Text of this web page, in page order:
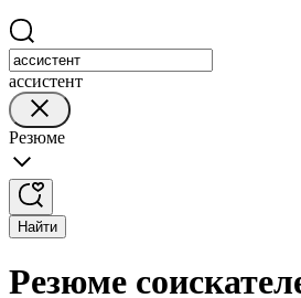
ассистент
Резюме
Найти
Резюме